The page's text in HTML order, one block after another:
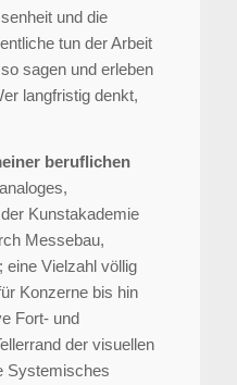
und die
tun der Arbeit
sagen und erleben
langfristig denkt,
beruflichen
Kunstakademie
Messebau,
eine Vielzahl völlig
Konzerne bis hin
Fort- und
der visuellen
Systemisches